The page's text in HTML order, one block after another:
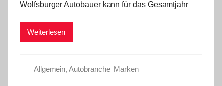
Wolfsburger Autobauer kann für das Gesamtjahr
Weiterlesen
Allgemein, Autobranche, Marken